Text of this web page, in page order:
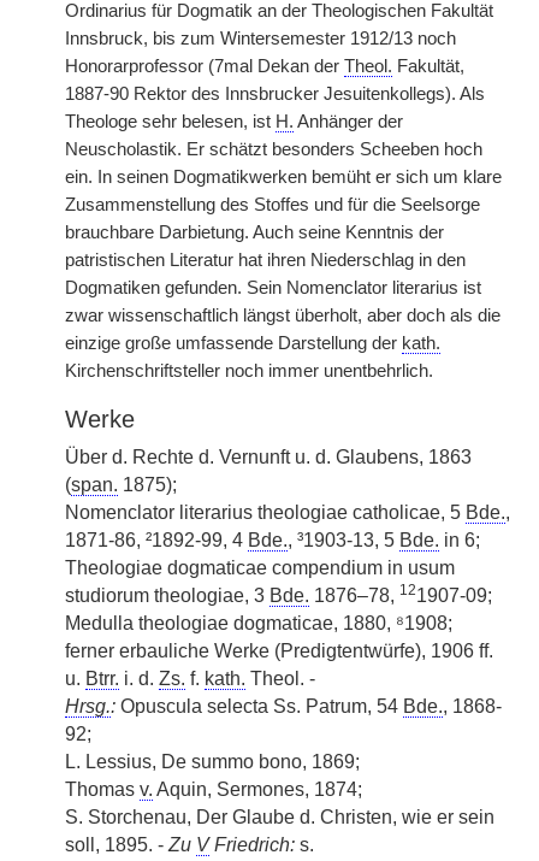
Ordinarius für Dogmatik an der Theologischen Fakultät
Innsbruck, bis zum Wintersemester 1912/13 noch
Honorarprofessor (7mal Dekan der Theol. Fakultät,
1887-90 Rektor des Innsbrucker Jesuitenkollegs). Als
Theologe sehr belesen, ist H. Anhänger der
Neuscholastik. Er schätzt besonders Scheeben hoch
ein. In seinen Dogmatikwerken bemüht er sich um klare
Zusammenstellung des Stoffes und für die Seelsorge
brauchbare Darbietung. Auch seine Kenntnis der
patristischen Literatur hat ihren Niederschlag in den
Dogmatiken gefunden. Sein Nomenclator literarius ist
zwar wissenschaftlich längst überholt, aber doch als die
einzige große umfassende Darstellung der kath.
Kirchenschriftsteller noch immer unentbehrlich.
Werke
Über d. Rechte d. Vernunft u. d. Glaubens, 1863
(span. 1875);
Nomenclator literarius theologiae catholicae, 5 Bde.,
1871-86, ²1892-99, 4 Bde., ³1903-13, 5 Bde. in 6;
Theologiae dogmaticae compendium in usum
studiorum theologiae, 3 Bde. 1876–78, 121907-09;
Medulla theologiae dogmaticae, 1880, ⁸1908;
ferner erbauliche Werke (Predigtentwürfe), 1906 ff.
u. Btrr. i. d. Zs. f. kath. Theol. -
Hrsg.: Opuscula selecta Ss. Patrum, 54 Bde., 1868-
92;
L. Lessius, De summo bono, 1869;
Thomas v. Aquin, Sermones, 1874;
S. Storchenau, Der Glaube d. Christen, wie er sein
soll, 1895. - Zu VFriedrich: s.